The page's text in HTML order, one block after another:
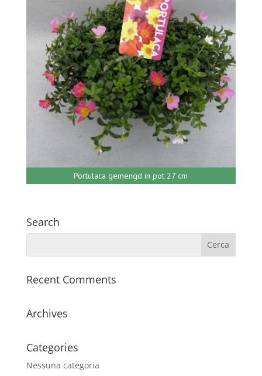
Portulaca gemengd in pot 27 cm
Search
Recent Comments
Archives
Categories
Nessuna categoria